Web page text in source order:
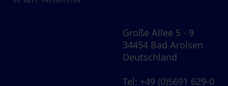
Große Allee 5 - 9
34454 Bad Arolsen
Deutschland
Tel: +49 (0)5691 629-0